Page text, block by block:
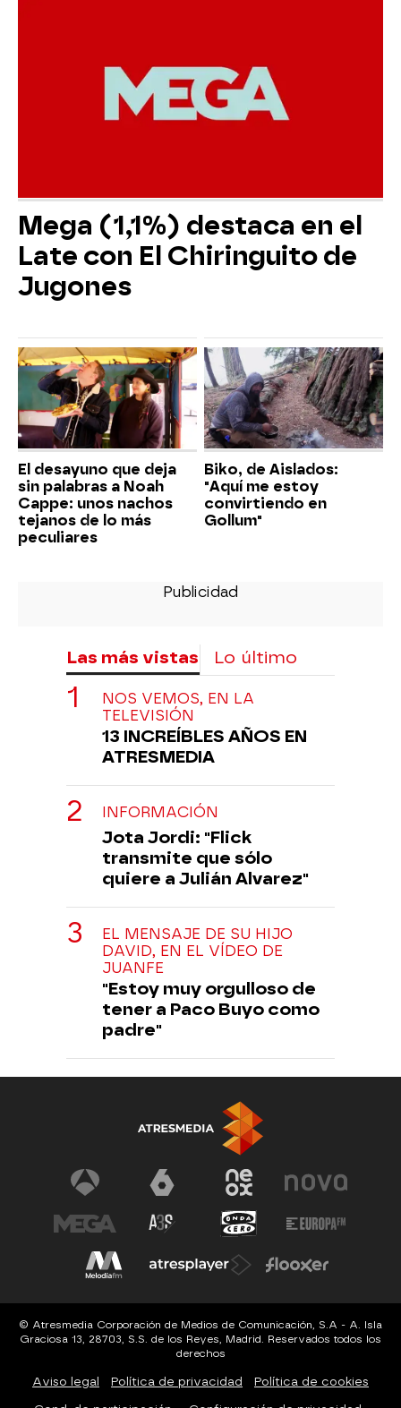
Mega (1,1%) destaca en el
Late con El Chiringuito de
Jugones
El desayuno que deja
sin palabras a Noah
Cappe: unos nachos
tejanos de lo más
peculiares
Biko, de Aislados:
"Aquí me estoy
convirtiendo en
Gollum"
Las más vistas Lo último
NOS VEMOS, EN LA
TELEVISIÓN
13 INCREÍBLES AÑOS EN
ATRESMEDIA
INFORMACIÓN
Jota Jordi: "Flick
transmite que sólo
quiere a Julián Alvarez"
EL MENSAJE DE SU HIJO
DAVID, EN EL VÍDEO DE
JUANFE
"Estoy muy orgulloso de
tener a Paco Buyo como
padre"
© Atresmedia Corporación de Medios de Comunicación, S.A - A. Isla
Graciosa 13, 28703, S.S. de los Reyes, Madrid. Reservados todos los
derechos
Aviso legal Política de privacidad Política de cookies